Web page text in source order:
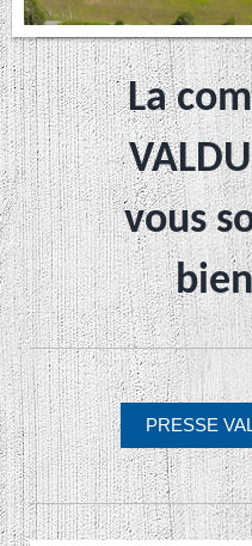
La
vous
PRESSE